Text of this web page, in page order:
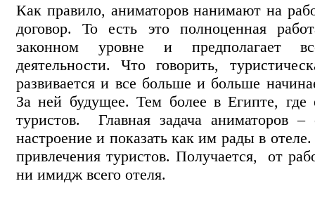
Как правило, аниматоров нанимают на
договор. То есть это полноценная
законном уровне и предполагает
деятельности. Что говорить,
развивается и все больше и больше
За ней будущее. Тем более в Египте,
туристов. Главная задача аниматоров
настроение и показать как им рады в
привлечения туристов. Получается, от
ни имидж всего отеля.